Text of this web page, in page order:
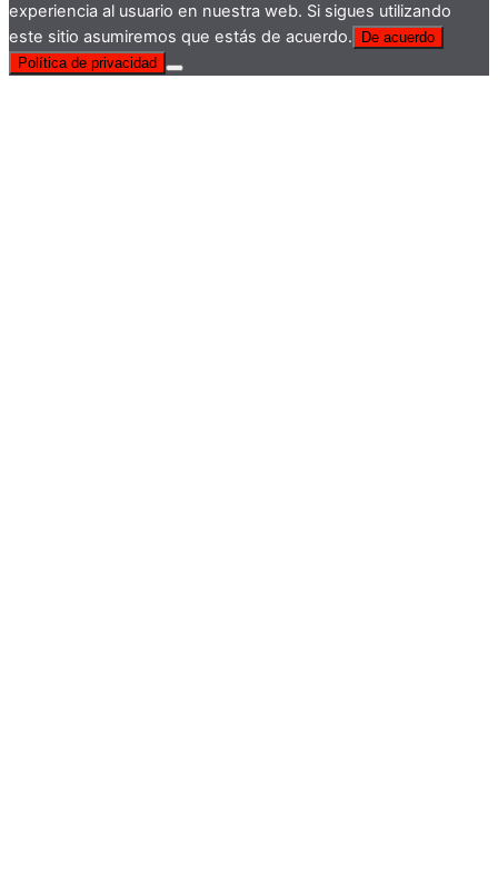
experiencia al usuario en nuestra web. Si sigues utilizando
este sitio asumiremos que estás de acuerdo.
De acuerdo
Política de privacidad